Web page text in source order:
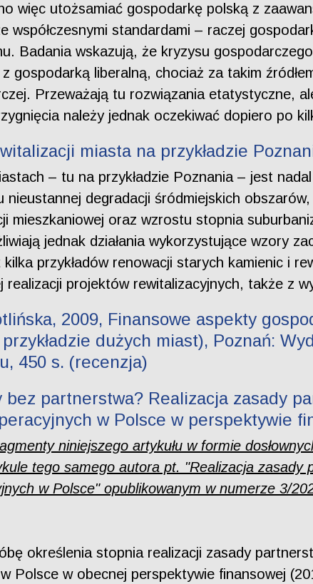
więc utożsamiać gospodarkę polską z
współczesnymi standardami – raczej
Badania wskazują, że kryzysu
gospodarką liberalną, chociaż za takim
Przeważają tu rozwiązania etatystyczne,
należy jednak oczekiwać dopiero po
miasta na przykładzie
– tu na przykładzie Poznania – jest
nieustannej degradacji śródmiejskich
mieszkaniowej oraz wzrostu stopnia
jednak działania wykorzystujące wzory
przykładów renowacji starych kamienic i
realizacji projektów rewitalizacyjnych, także z
2009, Finansowe aspekty
dużych miast), Poznań:
450 s. (recenzja)
bez partnerstwa? Realizacja zasady
w Polsce w perspektywie
niniejszego artykułu w formie
tego samego autora pt. "Realizacja zasady
w Polsce" opublikowanym w numerze 3/
określenia stopnia realizacji zasady
Polsce w obecnej perspektywie finansowej